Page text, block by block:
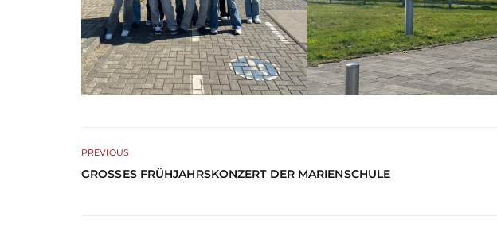
PREVIOUS
GROSSES FRÜHJAHRSKONZERT DER MARIENSCHULE